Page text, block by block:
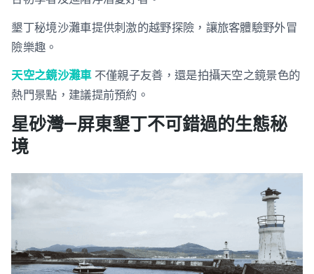
墾丁秘境沙灘車提供刺激的越野探險，讓旅客體驗野外冒
險樂趣。
天空之鏡沙灘車不僅親子友善，還是拍攝天空之鏡景色的
熱門景點，建議提前預約。
星砂灣—屏東墾丁不可錯過的生態秘
境